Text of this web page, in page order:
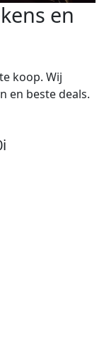
en
koop. Wij
en beste deals.